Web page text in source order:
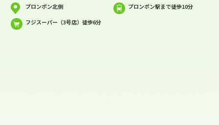
プロンポン北側
プロンポン駅まで徒歩10分
フジスーパー（3号店）徒歩6分